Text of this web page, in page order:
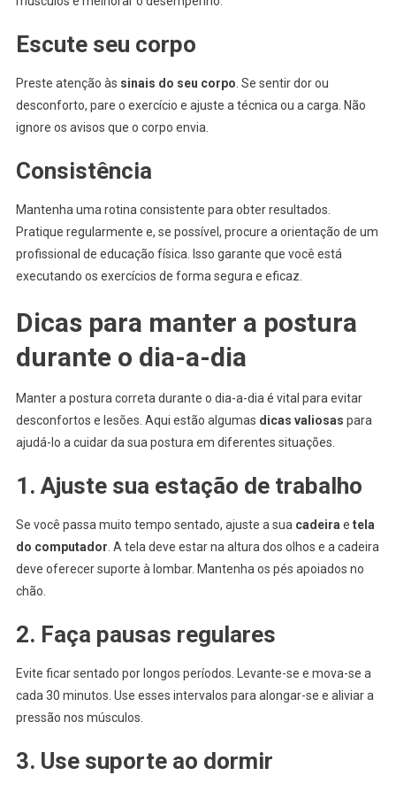
Escute seu corpo
Preste atenção às sinais do seu corpo . Se sentir dor ou
desconforto, pare o exercício e ajuste a técnica ou a carga. Não
ignore os avisos que o corpo envia.
Consistência
Mantenha uma rotina consistente para obter resultados.
Pratique regularmente e, se possível, procure a orientação de um
profissional de educação física. Isso garante que você está
executando os exercícios de forma segura e eficaz.
Dicas para manter a postura
durante o dia-a-dia
Manter a postura correta durante o dia-a-dia é vital para evitar
desconfortos e lesões. Aqui estão algumas dicas valiosas para
ajudá-lo a cuidar da sua postura em diferentes situações.
1. Ajuste sua estação de trabalho
Se você passa muito tempo sentado, ajuste a sua cadeira e tela
do computador . A tela deve estar na altura dos olhos e a cadeira
deve oferecer suporte à lombar. Mantenha os pés apoiados no
chão.
2. Faça pausas regulares
Evite ficar sentado por longos períodos. Levante-se e mova-se a
cada 30 minutos. Use esses intervalos para alongar-se e aliviar a
pressão nos músculos.
3. Use suporte ao dormir